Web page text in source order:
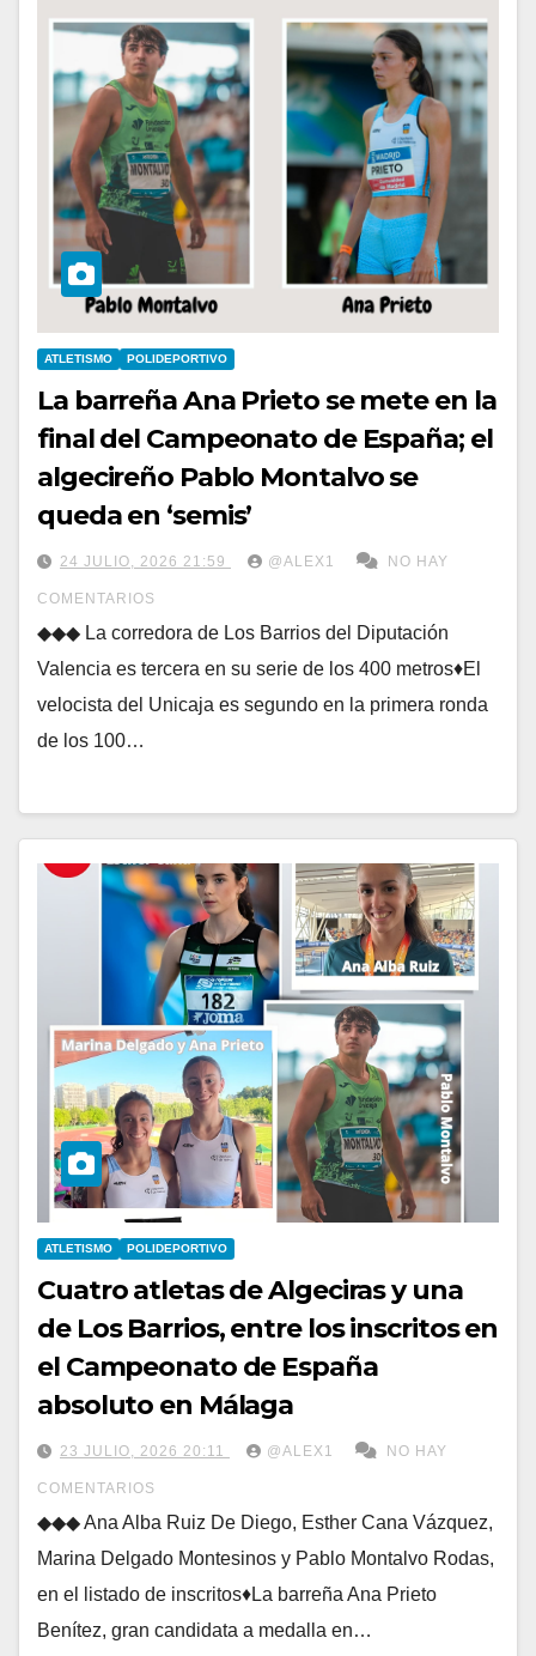
ATLETISMO POLIDEPORTIVO
La barreña Ana Prieto se mete en la
final del Campeonato de España; el
algecireño Pablo Montalvo se
queda en ‘semis’
24 JULIO, 2026 21:59 @ALEX1 NO HAY
COMENTARIOS
◆◆◆ La corredora de Los Barrios del Diputación
Valencia es tercera en su serie de los 400 metros♦El
velocista del Unicaja es segundo en la primera ronda
de los 100…
ATLETISMO POLIDEPORTIVO
Cuatro atletas de Algeciras y una
de Los Barrios, entre los inscritos en
el Campeonato de España
absoluto en Málaga
23 JULIO, 2026 20:11 @ALEX1 NO HAY
COMENTARIOS
◆◆◆ Ana Alba Ruiz De Diego, Esther Cana Vázquez,
Marina Delgado Montesinos y Pablo Montalvo Rodas,
en el listado de inscritos♦La barreña Ana Prieto
Benítez, gran candidata a medalla en…